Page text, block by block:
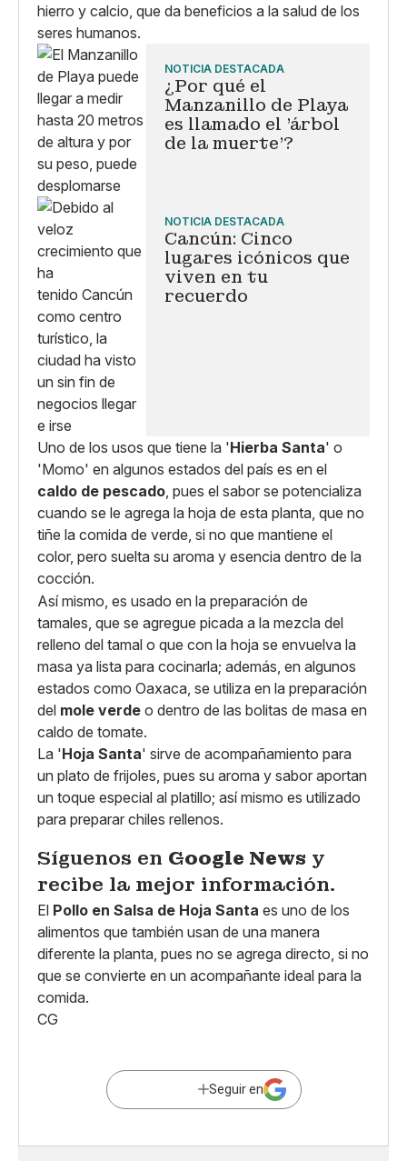
hierro y calcio, que da beneficios a la salud de los
seres humanos.
NOTICIA DESTACADA
¿Por qué el
Manzanillo de Playa
es llamado el 'árbol
de la muerte'?
NOTICIA DESTACADA
Cancún: Cinco
lugares icónicos que
viven en tu
recuerdo
Uno de los usos que tiene la 'Hierba Santa' o
'Momo' en algunos estados del país es en el
caldo de pescado , pues el sabor se potencializa
cuando se le agrega la hoja de esta planta, que no
tiñe la comida de verde, si no que mantiene el
color, pero suelta su aroma y esencia dentro de la
cocción.
Así mismo, es usado en la preparación de
tamales, que se agregue picada a la mezcla del
relleno del tamal o que con la hoja se envuelva la
masa ya lista para cocinarla; además, en algunos
estados como Oaxaca, se utiliza en la preparación
del mole verde o dentro de las bolitas de masa en
caldo de tomate.
La 'Hoja Santa' sirve de acompañamiento para
un plato de frijoles, pues su aroma y sabor aportan
un toque especial al platillo; así mismo es utilizado
para preparar chiles rellenos.
Síguenos en Google News y
recibe la mejor información.
El Pollo en Salsa de Hoja Santa es uno de los
alimentos que también usan de una manera
diferente la planta, pues no se agrega directo, si no
que se convierte en un acompañante ideal para la
comida.
CG
Seguir en